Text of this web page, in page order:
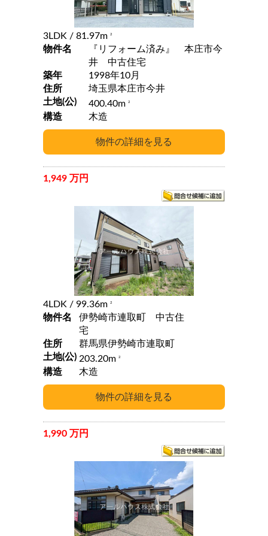
3LDK / 81.97m 2
物件名
『リフォーム済み』 本庄市今
井 中古住宅
築年
1998年10月
住所
埼玉県本庄市今井
土地(公)
400.40m 2
構造 木造
1,949 万円
4LDK / 99.36m 2
物件名
伊勢崎市連取町 中古住
宅
住所
群馬県伊勢崎市連取町
土地(公) 203.20m 2
構造 木造
1,990 万円